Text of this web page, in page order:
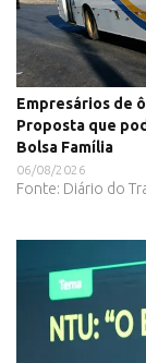
Empresários de
Proposta que
Bolsa Família
06/08/2026
Fonte: Diário do